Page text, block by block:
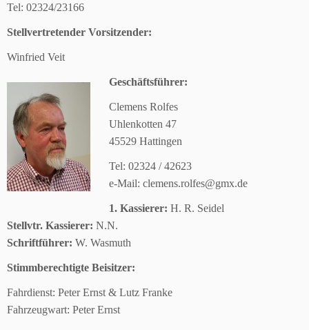
Tel: 02324/23166
Stellvertretender Vorsitzender:
Winfried Veit
Geschäftsführer:
Clemens Rolfes
Uhlenkotten 47
45529 Hattingen
Tel: 02324 / 42623
e-Mail: clemens.rolfes@gmx.de
1. Kassierer: H. R. Seidel
Stellvtr. Kassierer: N.N.
Schriftführer: W. Wasmuth
Stimmberechtigte Beisitzer:
Fahrdienst: Peter Ernst & Lutz Franke
Fahrzeugwart: Peter Ernst